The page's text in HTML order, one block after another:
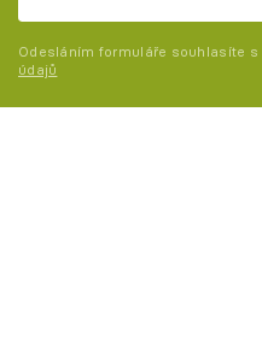
Odesláním formuláře souhlasíte s
údajů